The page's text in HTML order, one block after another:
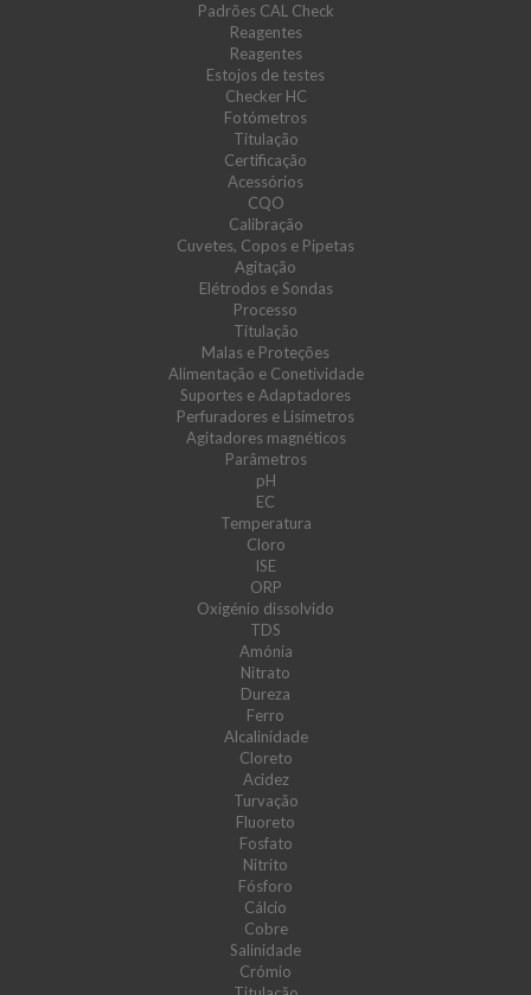
Padrões CAL Check
Reagentes
Reagentes
Estojos de testes
Checker HC
Fotómetros
Titulação
Certificação
Acessórios
CQO
Calibração
Cuvetes, Copos e Pipetas
Agitação
Elétrodos e Sondas
Processo
Titulação
Malas e Proteções
Alimentação e Conetividade
Suportes e Adaptadores
Perfuradores e Lisímetros
Agitadores magnéticos
Parâmetros
pH
EC
Temperatura
Cloro
ISE
ORP
Oxigénio dissolvido
TDS
Amónia
Nitrato
Dureza
Ferro
Alcalinidade
Cloreto
Acidez
Turvação
Fluoreto
Fosfato
Nitrito
Fósforo
Cálcio
Cobre
Salinidade
Crómio